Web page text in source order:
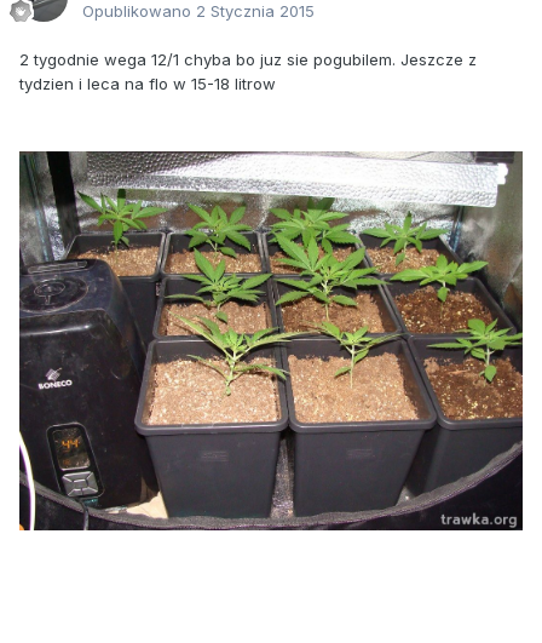
Opublikowano 2 Stycznia 2015
2 tygodnie wega 12/1 chyba bo juz sie pogubilem. Jeszcze z
tydzien i leca na flo w 15-18 litrow